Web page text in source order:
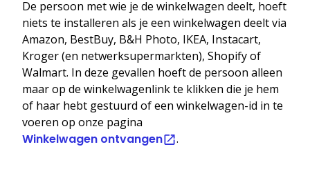
De persoon met wie je de winkelwagen deelt, hoeft
niets te installeren als je een winkelwagen deelt via
Amazon, BestBuy, B&H Photo, IKEA, Instacart,
Kroger (en netwerksupermarkten), Shopify of
Walmart. In deze gevallen hoeft de persoon alleen
maar op de winkelwagenlink te klikken die je hem
of haar hebt gestuurd of een winkelwagen-id in te
voeren op onze pagina
Winkelwagen ontvangen .